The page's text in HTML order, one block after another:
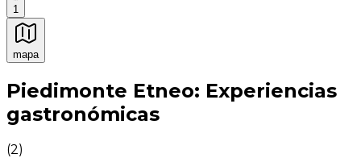
1
mapa
Experiencias culinarias inolvidables: Experiencias
Piedimonte Etneo: Experiencias
gastronómicas
(2)